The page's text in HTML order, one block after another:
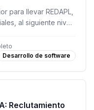
para llevar REDAPL,
al siguiente nivel.
por segundo.
Desarrollo de software
Reclutamiento